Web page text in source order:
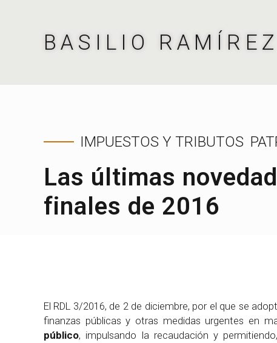
BASILIO RAMÍREZ
IMPUESTOS Y TRIBUTOS
Las últimas
finales de 2016
El RDL 3/2016, de 2 de diciembre, por el que se
finanzas públicas y otras medidas urgentes en
público, impulsando la recaudación y